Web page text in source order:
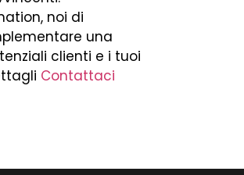
noi di
una
clienti e i tuoi
Contattaci